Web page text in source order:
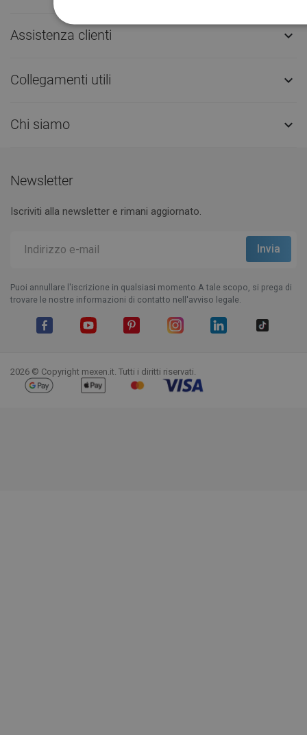
Assistenza clienti 
Collegamenti utili 
Chi siamo 
Newsletter
Iscriviti alla newsletter e rimani aggiornato.
Puoi annullare l'iscrizione in qualsiasi momento.A tale scopo, si prega di
trovare le nostre informazioni di contatto nell'avviso legale.
2026 © Copyright mexen.it. Tutti i diritti riservati.